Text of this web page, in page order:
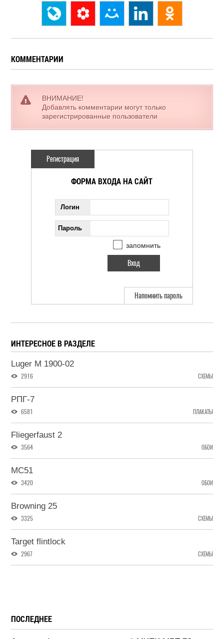
КОММЕНТАРИИ
ВНИМАНИЕ!
Добавлять комментарии могут только
зарегистрированные пользователи
Регистрация
ФОРМА ВХОДА НА САЙТ
Логин
Пароль
запомнить
Напомнить пароль
ИНТЕРЕСНОЕ В РАЗДЕЛЕ
Luger M 1900-02
2916 СХЕМЫ
РПГ-7
6581 ПЛАКАТЫ
Fliegerfaust 2
3564 ОБОИ
MC51
3420 ОБОИ
Browning 25
3325 СХЕМЫ
Target flintlock
2967 СХЕМЫ
ПОСЛЕДНЕЕ